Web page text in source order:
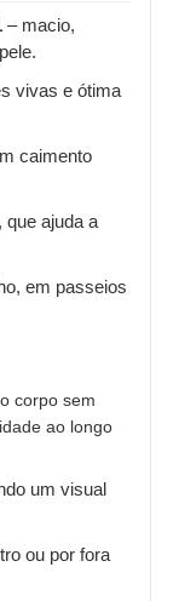
– macio,
vivas e ótima
caimento
que ajuda a
em passeios
corpo sem
ao longo
um visual
ou por fora